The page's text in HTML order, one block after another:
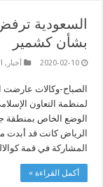
السعودية
بشأن كشمير
2020-02-10 أخبار ,
الصباح-وكالات عارضت
لمنظمة التعاون
الوضع الخاص بمنطقة
الرياض كانت قد أبدت
المشاركة في قمة
أكمل القراءة »